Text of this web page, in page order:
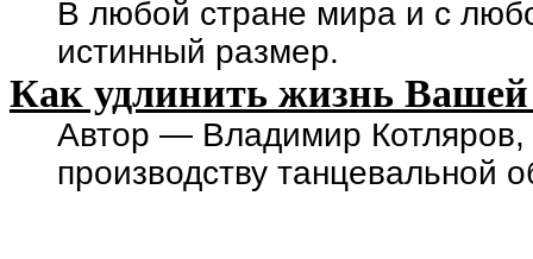
В любой стране мира и с
истинный размер.
Как удлинить жизнь Вашей
Автор — Владимир Котляров,
производству танцевальной